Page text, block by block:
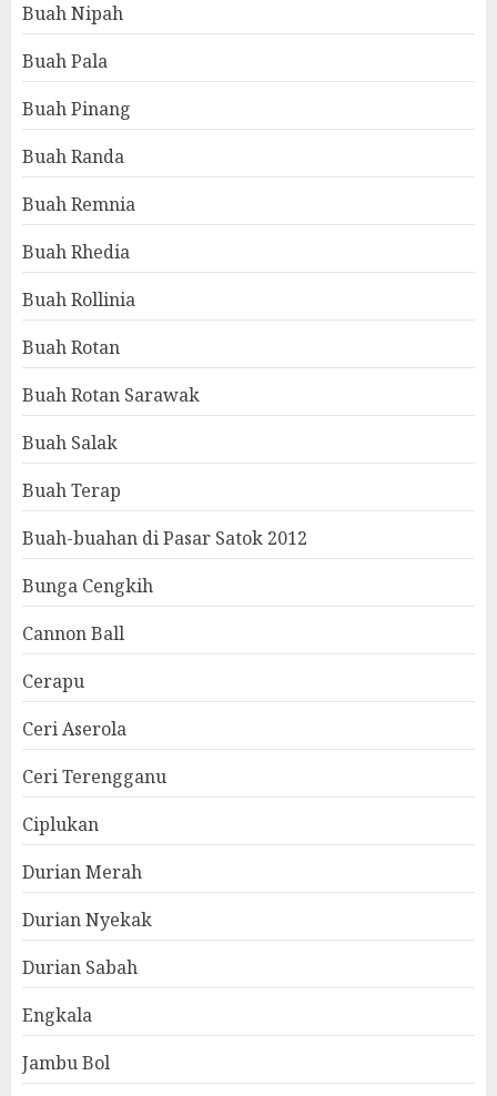
Buah Nipah
Buah Pala
Buah Pinang
Buah Randa
Buah Remnia
Buah Rhedia
Buah Rollinia
Buah Rotan
Buah Rotan Sarawak
Buah Salak
Buah Terap
Buah-buahan di Pasar Satok 2012
Bunga Cengkih
Cannon Ball
Cerapu
Ceri Aserola
Ceri Terengganu
Ciplukan
Durian Merah
Durian Nyekak
Durian Sabah
Engkala
Jambu Bol